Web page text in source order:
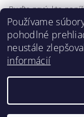
Buďte prvý, kto
Pridať
2026 ©
Používame
pohodlné
neustále
informácií